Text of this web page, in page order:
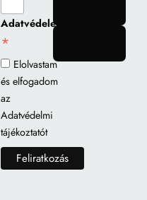
Adatvédelem
*
Elolvastam
és elfogadom
az
Adatvédelmi
tájékoztatót